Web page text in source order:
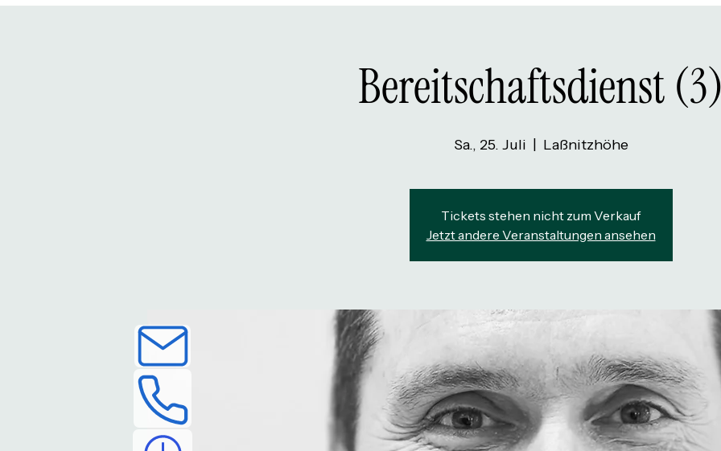
Bereitschaftsdienst
Sa., 25. Juli Laßnitzhöhe
Tickets stehen nicht zum Verkauf
Jetzt andere Veranstaltungen ansehen